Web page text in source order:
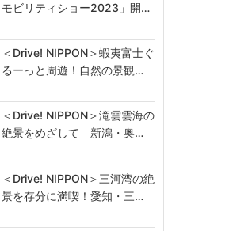
モビリティショー2023」開…
＜Drive! NIPPON＞蝦夷富士ぐ
るーっと周遊！自然の景観…
＜Drive! NIPPON＞滝雲雲海の
絶景をめざして 新潟・奥…
＜Drive! NIPPON＞三河湾の絶
景を存分に満喫！愛知・三…